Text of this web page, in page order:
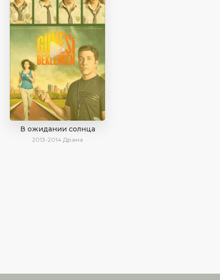
В ожидании солнца
2013-2014 Драма